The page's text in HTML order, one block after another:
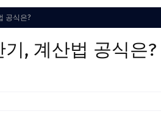
공식은?
, 계산법 공식은?